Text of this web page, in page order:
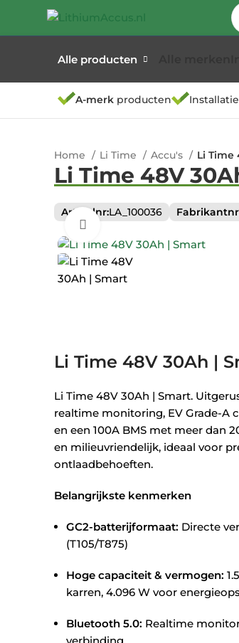
Alle producten
A-merk producten
Home Li Time Accu's Li Time
Li Time 48V
Artikelnr:LA_100036
Klik om te vergroten
Li Time 48V 30Ah |
Li Time 48V 30Ah | Smart.
realtime monitoring, EV Grade-A
en een 100A BMS met meer dan
en milieuvriendelijk, ideaal voor
ontlaadbehoeften.
Belangrijkste kenmerken
GC2-batterijformaat: Directe
(T105/T875)
Hoge capaciteit & vermogen:
karren, 4.096 W voor
Bluetooth 5.0: Realtime